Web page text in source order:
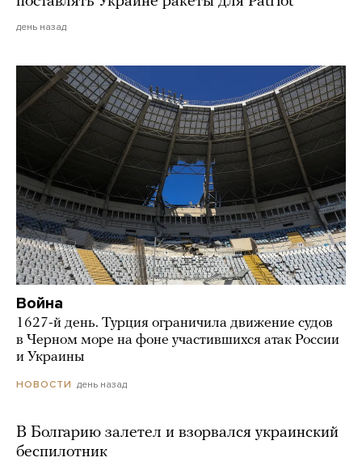
день назад
Война
1627-й день. Турция ограничила движение судов
в Черном море на фоне участившихся атак России
и Украины
НОВОСТИ день назад
В Болгарию залетел и взорвался украинский
беспилотник